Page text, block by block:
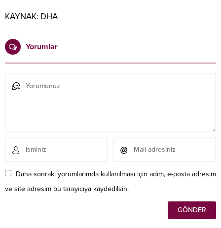
KAYNAK: DHA
Yorumlar
Daha sonraki yorumlarımda kullanılması için adım, e-posta adresim
ve site adresim bu tarayıcıya kaydedilsin.